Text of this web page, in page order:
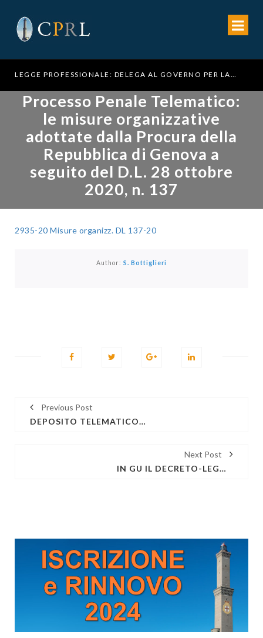
LEGGE PROFESSIONALE: DELEGA AL GOVERNO PER LA RIFORMA DELL’ORDINAMENTO FORENSE
Processo Penale Telematico:
le misure organizzative
adottate dalla Procura della
Repubblica di Genova a
seguito del D.L. 28 ottobre
2020, n. 137
2935-20 Misure organizz. DL 137-20
Author: S. Bottiglieri
Previous Post
DEPOSITO TELEMATICO ATTI PENALI: IL PROVVEDIMENTO DEL 9-11-2020 ADOTTATO DAL DGSIA IN ATTUAZIONE DELL'ART. 24 C. 4 D.L. 137/2020 CONTENENTE L’INDIVIDUAZIONE DEGLI INDIRIZZI PEC DEGLI UFFICI GIUDIZIARI DESTINATARI DEI DEPOSITI DEGLI ATTI PENALI E LE SPECIFICHE TECNICHE RELATIVE AI FORMATI DEGLI ATTI E LE ULTERIORI MODALITÀ DI INVIO
Next Post
IN GU IL DECRETO-LEGGE 9 NOVEMBRE 2020, N. 149, CONTENENTE ULTERIORI MISURE URGENTI IN MATERIA DI TUTELA DELLA SALUTE, SOSTEGNO AI LAVORATORI E ALLE IMPRESE E GIUSTIZIA